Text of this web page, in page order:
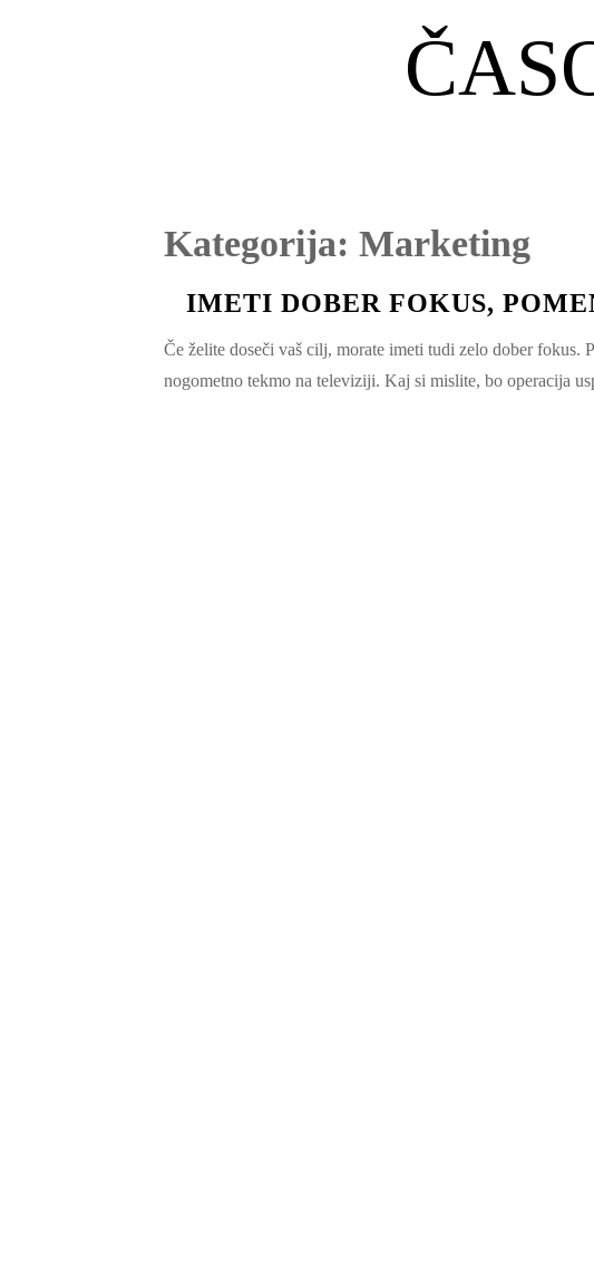
Kategorija: Marketing
IMETI DOBER FOKUS,
Če želite doseči vaš cilj, morate imeti tudi zelo dober fokus.
nogometno tekmo na televiziji. Kaj si mislite, bo operacija